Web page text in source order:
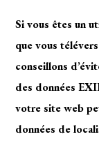
Si vous êtes un
que vous
conseillons
des données
votre site web
données de